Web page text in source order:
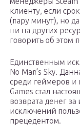
клиенту, если
(пару минут), но
ни на других
говорить об этом
Единственным
No Man’s Sky.
среди геймеров и
Games стал
возврата денег
исключений
прецедентом.